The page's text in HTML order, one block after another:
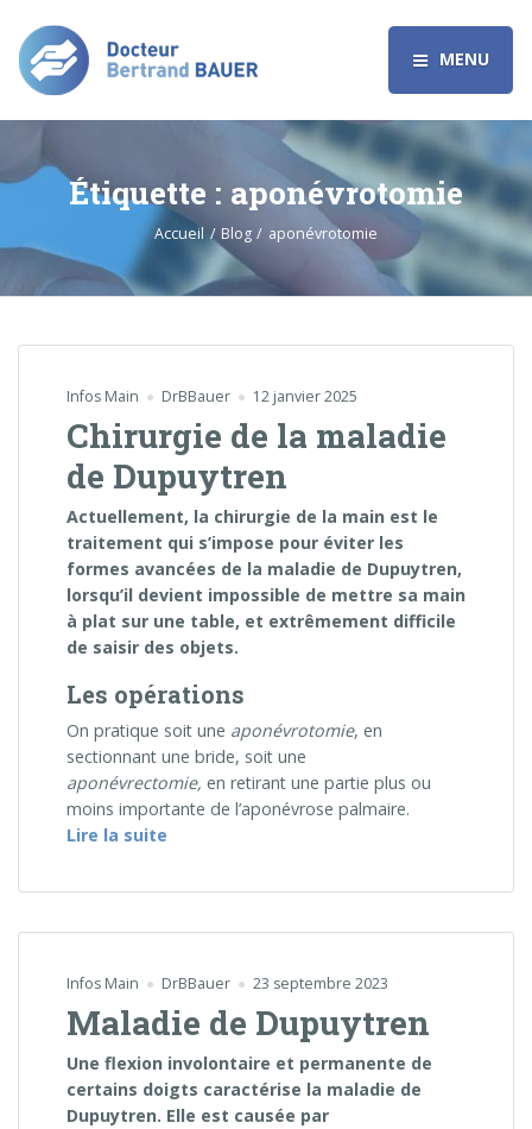
MENU
Étiquette : aponévrotomie
Accueil Blog aponévrotomie
Infos Main DrBBauer 12 janvier 2025
Chirurgie de la maladie
de Dupuytren
Actuellement, la chirurgie de la main est le
traitement qui s’impose pour éviter les
formes avancées de la maladie de Dupuytren,
lorsqu’il devient impossible de mettre sa main
à plat sur une table, et extrêmement difficile
de saisir des objets.
Les opérations
On pratique soit une aponévrotomie, en
sectionnant une bride, soit une
aponévrectomie, en retirant une partie plus ou
moins importante de l’aponévrose palmaire.
Lire la suite
Infos Main DrBBauer 23 septembre 2023
Maladie de Dupuytren
Une flexion involontaire et permanente de
certains doigts caractérise la maladie de
Dupuytren. Elle est causée par